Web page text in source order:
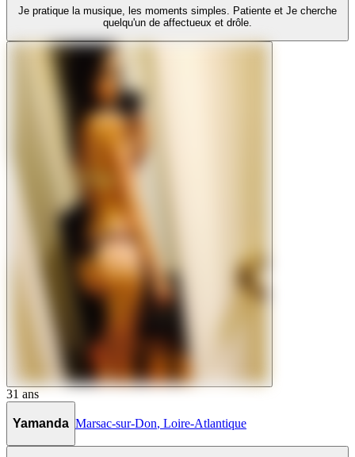
Je pratique la musique, les moments simples. Patiente et Je cherche
quelqu'un de affectueux et drôle.
31 ans
Yamanda Marsac-sur-Don, Loire-Atlantique